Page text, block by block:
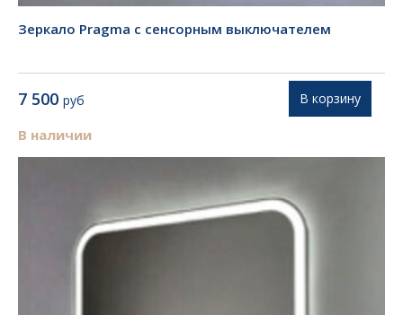
Зеркало Pragma с сенсорным выключателем
7 500 руб
В наличии
В корзину